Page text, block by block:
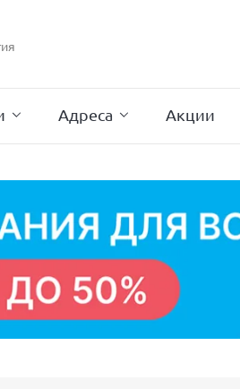
Нейрохирургия
Адреса Акции